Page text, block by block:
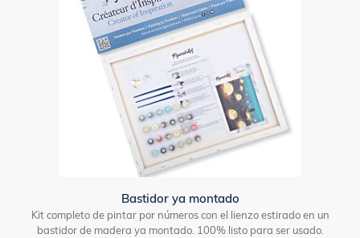
Bastidor ya montado
Kit completo de pintar por números con el lienzo estirado en un
bastidor de madera ya montado. 100% listo para ser usado.